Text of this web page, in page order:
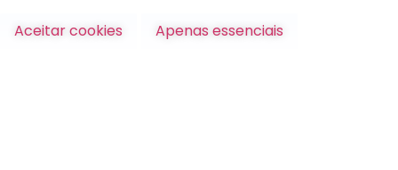
Aceitar cookies Apenas essenciais